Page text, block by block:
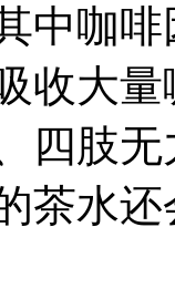
咖啡
收大
四肢
茶水